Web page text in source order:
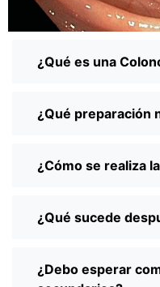
¿Qué es una
¿Qué preparación
¿Cómo se realiza
¿Qué sucede
¿Debo esperar